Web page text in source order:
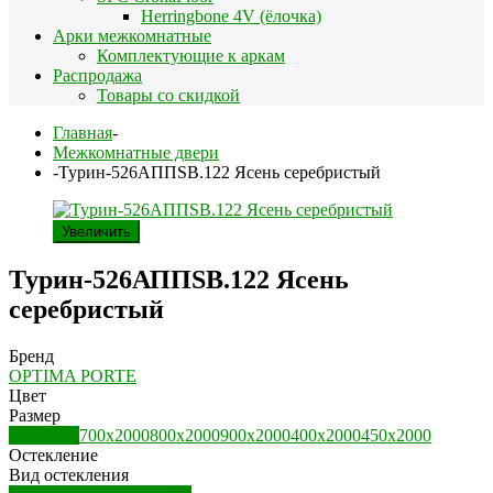
Herringbone 4V (ёлочка)
Арки межкомнатные
Комплектующие к аркам
Распродажа
Товары со скидкой
Главная-
Межкомнатные двери
-Турин-526АППSB.122 Ясень серебристый
Увеличить
Турин-526АППSB.122 Ясень
серебристый
Бренд
OPTIMA PORTE
Цвет
Размер
700х2000800х2000900х2000400х2000450х2000
Остекление
Вид остекления